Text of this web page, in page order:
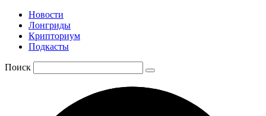
Новости
Лонгриды
Крипториум
Подкасты
Поиск